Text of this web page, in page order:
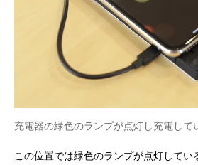
充電器の緑色のランプが点灯し充電して
この位置では緑色のランプが点灯してい